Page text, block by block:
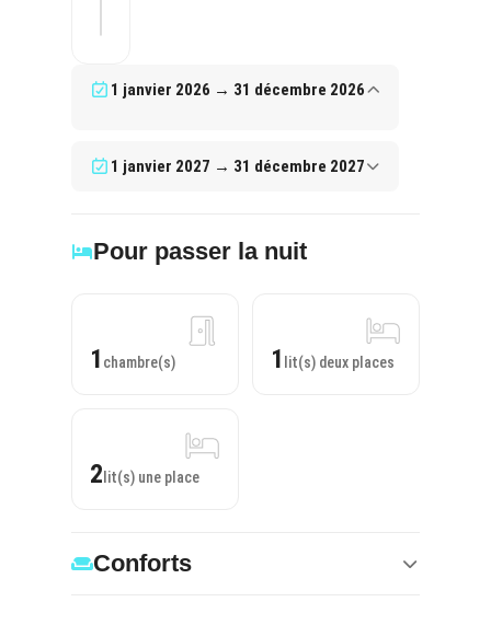
1 janvier 2026 → 31 décembre 2026
1 janvier 2027 → 31 décembre 2027
Pour passer la nuit
1 chambre(s) 1 lit(s) deux places
2 lit(s) une place
Conforts